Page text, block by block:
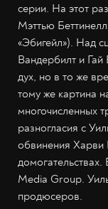
серии. На этот
Мэттью
«Эбигейл»). Над
Вандербилт и
дух, но в то же
тому же картина
многочисленных
разногласия с
обвинения Харви
Media Group.
продюсеров.